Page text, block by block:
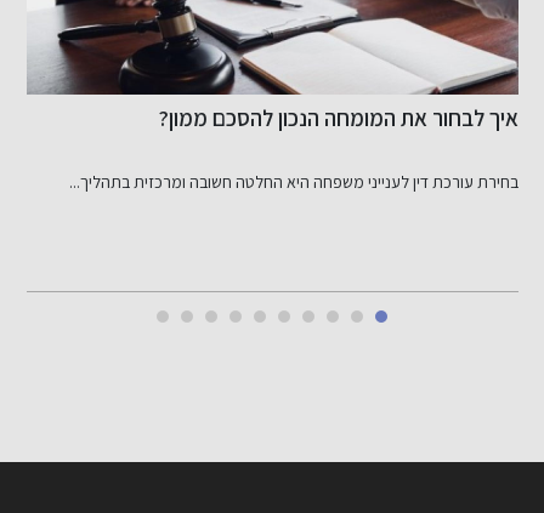
איך לבחור את המומחה הנכון להסכם ממון?
בחירת עורכת דין לענייני משפחה היא החלטה חשובה ומרכזית בתהליך...